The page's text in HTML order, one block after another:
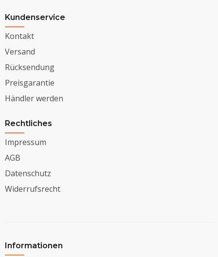
Kundenservice
Kontakt
Versand
Rücksendung
Preisgarantie
Händler werden
Rechtliches
Impressum
AGB
Datenschutz
Widerrufsrecht
Informationen